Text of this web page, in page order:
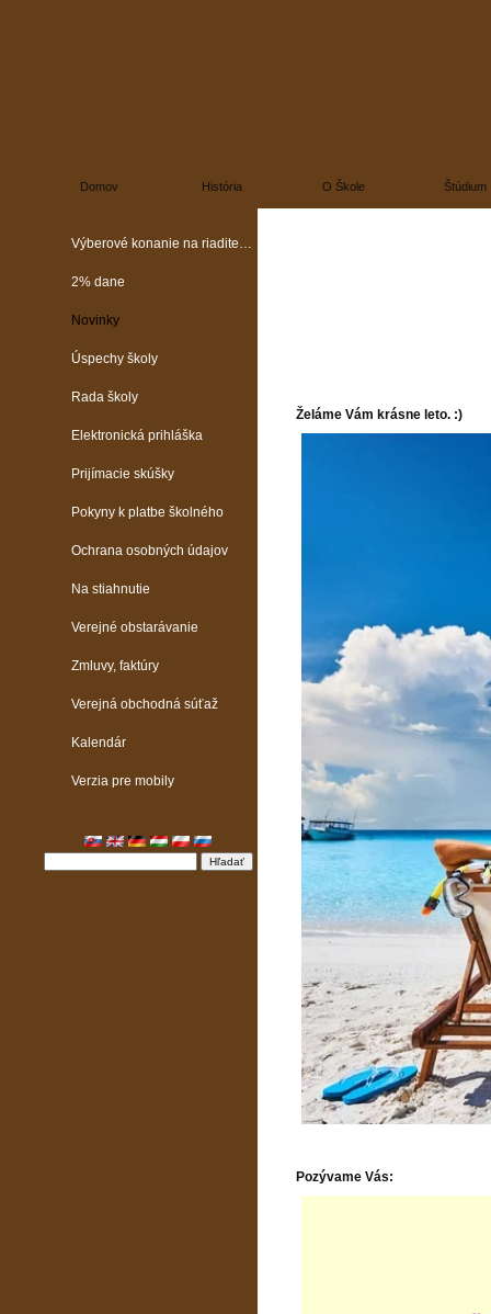
Domov História O Škole Štúdium
Výberové konanie na riaditeľa školy
2% dane
Novinky
Úspechy školy
Rada školy
Elektronická prihláška
Prijímacie skúšky
Pokyny k platbe školného
Ochrana osobných údajov
Na stiahnutie
Verejné obstarávanie
Zmluvy, faktúry
Verejná obchodná súťaž
Kalendár
Verzia pre mobily
Želáme Vám krásne leto. :)
Pozývame Vás: